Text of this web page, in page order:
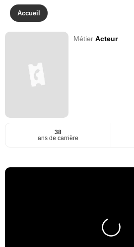
Accueil
MétierActeur
38
ans de carrière